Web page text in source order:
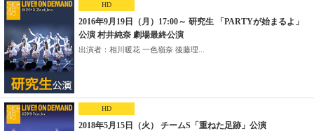
HD
2016年9月19日（月）17:00～ 研究生 「PARTYが始まるよ」
公演 村井純奈 劇場最終公演
出演者：相川暖花 一色嶺奈 後藤理...
HD
2018年5月15日（火） チームS「重ねた足跡」公演